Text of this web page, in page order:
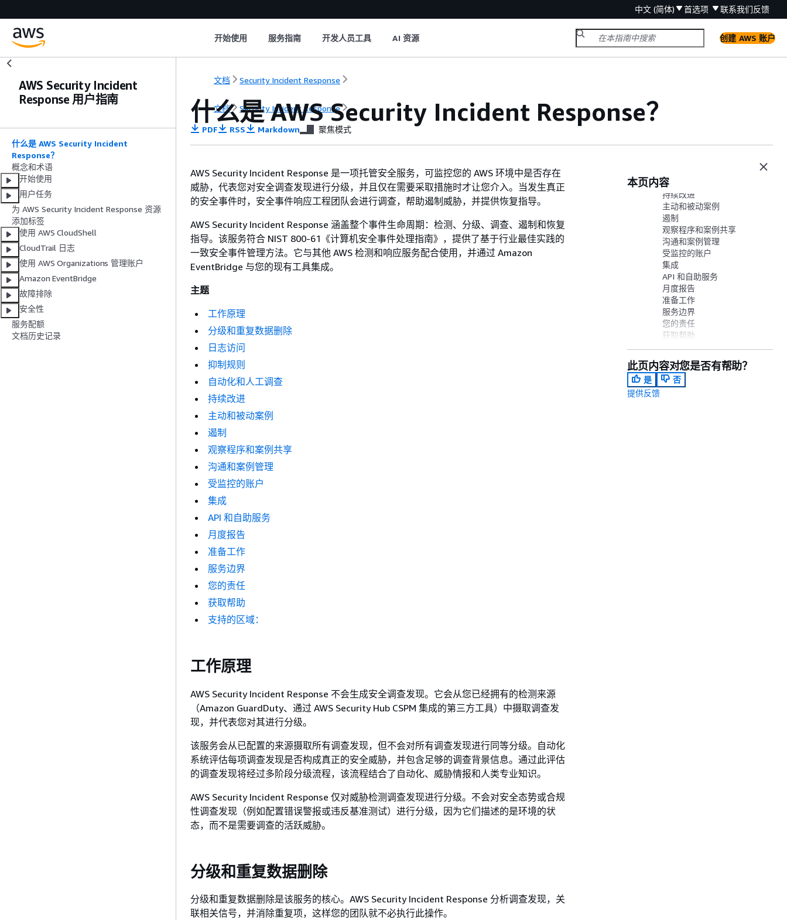
中文 (简体) 首选项 联系我们反馈
开始使用 服务指南 开发人员工具 AI 资源 创建 AWS 账户
AWS Security Incident
Response 用户指南
什么是 AWS Security Incident
Response？
概念和术语
开始使用
用户任务
为 AWS Security Incident Response 资源
添加标签
使用 AWS CloudShell
CloudTrail 日志
使用 AWS Organizations 管理账户
Amazon EventBridge
故障排除
安全性
服务配额
文档历史记录
文档 Security Incident Response
文档 Security Incident Response
什么是 AWS Security Incident Response？
PDF RSS Markdown 聚焦模式
AWS Security Incident Response 是一项托管安全服务，可监控您的 AWS 环境中是否存在
威胁，代表您对安全调查发现进行分级，并且仅在需要采取措施时才让您介入。当发生真正
的安全事件时，安全事件响应工程团队会进行调查，帮助遏制威胁，并提供恢复指导。
AWS Security Incident Response 涵盖整个事件生命周期：检测、分级、调查、遏制和恢复
指导。该服务符合 NIST 800-61《计算机安全事件处理指南》，提供了基于行业最佳实践的
一致安全事件管理方法。它与其他 AWS 检测和响应服务配合使用，并通过 Amazon
EventBridge 与您的现有工具集成。
主题
工作原理
分级和重复数据删除
日志访问
抑制规则
自动化和人工调查
持续改进
主动和被动案例
遏制
观察程序和案例共享
沟通和案例管理
受监控的账户
集成
API 和自助服务
月度报告
准备工作
服务边界
您的责任
获取帮助
支持的区域：
工作原理
AWS Security Incident Response 不会生成安全调查发现。它会从您已经拥有的检测来源
（Amazon GuardDuty、通过 AWS Security Hub CSPM 集成的第三方工具）中摄取调查发
现，并代表您对其进行分级。
该服务会从已配置的来源摄取所有调查发现，但不会对所有调查发现进行同等分级。自动化
系统评估每项调查发现是否构成真正的安全威胁，并包含足够的调查背景信息。通过此评估
的调查发现将经过多阶段分级流程，该流程结合了自动化、威胁情报和人类专业知识。
AWS Security Incident Response 仅对威胁检测调查发现进行分级。不会对安全态势或合规
性调查发现（例如配置错误警报或违反基准测试）进行分级，因为它们描述的是环境的状
态，而不是需要调查的活跃威胁。
分级和重复数据删除
分级和重复数据删除是该服务的核心。AWS Security Incident Response 分析调查发现，关
联相关信号，并消除重复项，这样您的团队就不必执行此操作。
本页内容
分级和重复数据删除
自动化和人工调查
持续改进
主动和被动案例
遏制
观察程序和案例共享
沟通和案例管理
受监控的账户
集成
API 和自助服务
月度报告
准备工作
服务边界
您的责任
获取帮助
此页内容对您是否有帮助？
是
否
提供反馈